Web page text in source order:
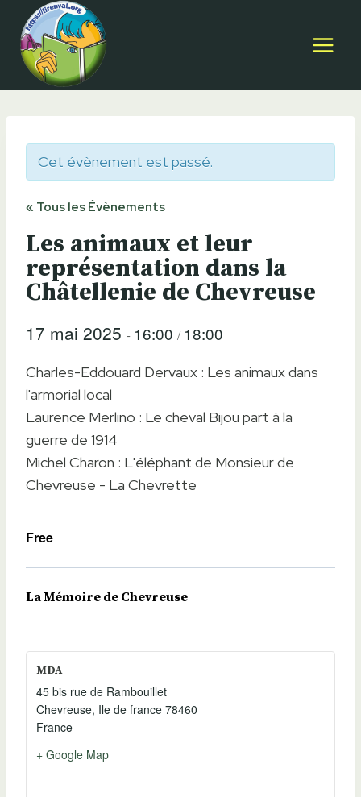
contenu
Cet évènement est passé.
« Tous les Évènements
Les animaux et leur
représentation dans la
Châtellenie de Chevreuse
17 mai 2025 - 16:00 / 18:00
Charles-Eddouard Dervaux : Les animaux dans
l'armorial local
Laurence Merlino : Le cheval Bijou part à la
guerre de 1914
Michel Charon : L'éléphant de Monsieur de
Chevreuse - La Chevrette
Free
La Mémoire de Chevreuse
MDA
45 bis rue de Rambouillet
Chevreuse, Ile de france 78460
France
+ Google Map